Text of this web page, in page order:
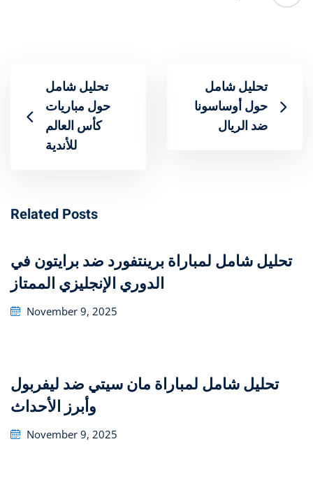
تحليل شامل
حول مباريات
للأندية
تحليل شامل
حول أوساسونا
ضد الريال
Related Posts
تحليل شامل لمباراة برينتفورد ضد برايتون في
الدوري الإنجليزي الممتاز
Posted
November 9, 2025
تحليل شامل لمباراة مان سيتي ضد ليفربول
وأبرز الأحداث
Posted
November 9, 2025